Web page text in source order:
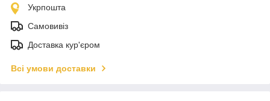
Укрпошта
Самовивіз
Доставка кур'єром
Всі умови доставки